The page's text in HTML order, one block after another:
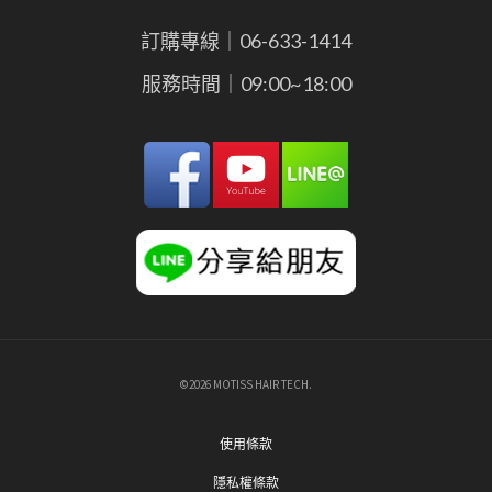
訂購專線｜06-633-1414
服務時間｜09:00~18:00
©2026 MOTISS HAIR TECH.
使用條款
隱私權條款